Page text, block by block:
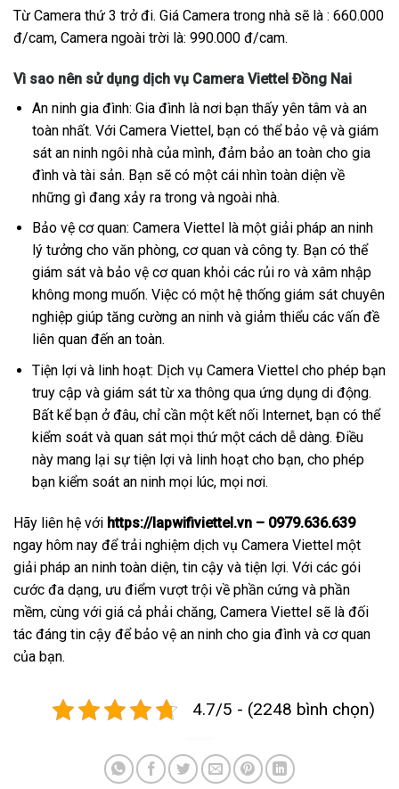
Từ Camera thứ 3 trở đi. Giá Camera trong nhà sẽ là : 660.000
đ/cam, Camera ngoài trời là: 990.000 đ/cam.
Vì sao nên sử dụng dịch vụ Camera Viettel Đồng Nai
An ninh gia đình: Gia đình là nơi bạn thấy yên tâm và an
toàn nhất. Với Camera Viettel, bạn có thể bảo vệ và giám
sát an ninh ngôi nhà của mình, đảm bảo an toàn cho gia
đình và tài sản. Bạn sẽ có một cái nhìn toàn diện về
những gì đang xảy ra trong và ngoài nhà.
Bảo vệ cơ quan: Camera Viettel là một giải pháp an ninh
lý tưởng cho văn phòng, cơ quan và công ty. Bạn có thể
giám sát và bảo vệ cơ quan khỏi các rủi ro và xâm nhập
không mong muốn. Việc có một hệ thống giám sát chuyên
nghiệp giúp tăng cường an ninh và giảm thiểu các vấn đề
liên quan đến an toàn.
Tiện lợi và linh hoạt: Dịch vụ Camera Viettel cho phép bạn
truy cập và giám sát từ xa thông qua ứng dụng di động.
Bất kể bạn ở đâu, chỉ cần một kết nối Internet, bạn có thể
kiểm soát và quan sát mọi thứ một cách dễ dàng. Điều
này mang lại sự tiện lợi và linh hoạt cho bạn, cho phép
bạn kiểm soát an ninh mọi lúc, mọi nơi.
Hãy liên hệ với https://lapwifiviettel.vn – 0979.636.639
ngay hôm nay để trải nghiệm dịch vụ Camera Viettel một
giải pháp an ninh toàn diện, tin cậy và tiện lợi. Với các gói
cước đa dạng, ưu điểm vượt trội về phần cứng và phần
mềm, cùng với giá cả phải chăng, Camera Viettel sẽ là đối
tác đáng tin cậy để bảo vệ an ninh cho gia đình và cơ quan
của bạn.
4.7/5 - (2248 bình chọn)